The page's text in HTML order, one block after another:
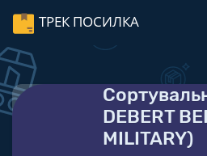
ТРЕК ПОСИЛКА
DEBERT
MILITARY)